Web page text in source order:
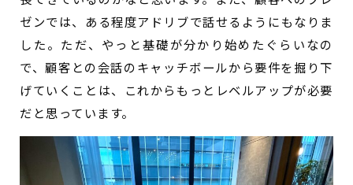
ゼンでは、ある程度アドリブで話せるようにもなりま
した。 ただ、やっと基礎が分かり始めたぐらいなの
で、顧客との会話のキャッチボールから要件を掘り下
げていくことは、これからもっとレベルアップが必要
だと思っています。